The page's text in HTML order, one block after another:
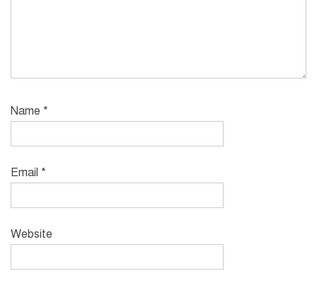
Name *
Email *
Website